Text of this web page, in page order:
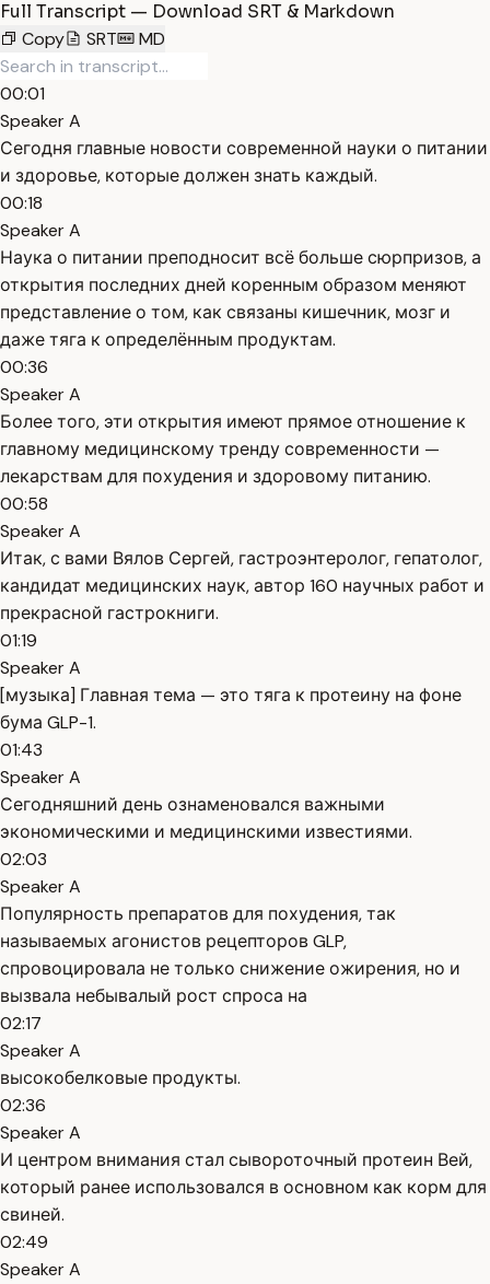
Full Transcript — Download SRT & Markdown
Copy
SRT MD
00:01
Speaker A
Сегодня главные новости современной науки о питании
и здоровье, которые должен знать каждый.
00:18
Speaker A
Наука о питании преподносит всё больше сюрпризов, а
открытия последних дней коренным образом меняют
представление о том, как связаны кишечник, мозг и
даже тяга к определённым продуктам.
00:36
Speaker A
Более того, эти открытия имеют прямое отношение к
главному медицинскому тренду современности —
лекарствам для похудения и здоровому питанию.
00:58
Speaker A
Итак, с вами Вялов Сергей, гастроэнтеролог, гепатолог,
кандидат медицинских наук, автор 160 научных работ и
прекрасной гастрокниги.
01:19
Speaker A
[музыка] Главная тема — это тяга к протеину на фоне
бума GLP-1.
01:43
Speaker A
Сегодняшний день ознаменовался важными
экономическими и медицинскими известиями.
02:03
Speaker A
Популярность препаратов для похудения, так
называемых агонистов рецепторов GLP,
спровоцировала не только снижение ожирения, но и
вызвала небывалый рост спроса на
02:17
Speaker A
высокобелковые продукты.
02:36
Speaker A
И центром внимания стал сывороточный протеин Вей,
который ранее использовался в основном как корм для
свиней.
02:49
Speaker A